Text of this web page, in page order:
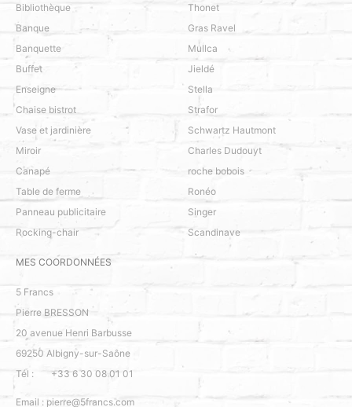
Bibliothèque
Banque
Banquette
Buffet
Enseigne
Chaise bistrot
Vase et jardinière
Miroir
Canapé
Table de ferme
Panneau publicitaire
Rocking-chair
Thonet
Gras Ravel
Mullca
Jieldé
Stella
Strafor
Schwartz Hautmont
Charles Dudouyt
roche bobois
Ronéo
Singer
Scandinave
MES COORDONNÉES
5 Francs
Pierre BRESSON
20 avenue Henri Barbusse
69250 Albigny-sur-Saône
Tél :
+33 6 30 08 01 01
Email : pierre@5francs.com